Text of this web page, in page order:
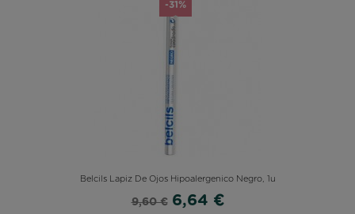
Belcils Lapiz De Ojos Hipoalergenico Negro, 1u
9,60 € 6,64 €
-31%